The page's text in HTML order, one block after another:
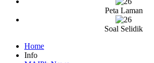
Peta Laman
Soal Selidik
Home
Info